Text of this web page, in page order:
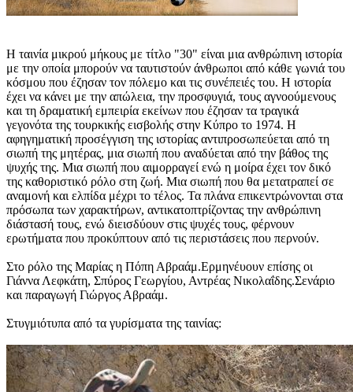
Η ταινία μικρού μήκους με τίτλο "30" είναι μια ανθρώπινη ιστορία
με την οποία μπορούν να ταυτιστούν άνθρωποι από κάθε γωνιά του
κόσμου που έζησαν τον πόλεμο και τις συνέπειές του. Η ιστορία
έχει να κάνει με την απώλεια, την προσφυγιά, τους αγνοούμενους
και τη δραματική εμπειρία εκείνων που έζησαν τα τραγικά
γεγονότα της τουρκικής εισβολής στην Κύπρο το 1974. Η
αφηγηματική προσέγγιση της ιστορίας αντιπροσωπεύεται από τη
σιωπή της μητέρας, μια σιωπή που αναδύεται από την βάθος της
ψυχής της. Μια σιωπή που αιμορραγεί ενώ η μοίρα έχει τον δικό
της καθοριστικό ρόλο στη ζωή. Μια σιωπή που θα μετατραπεί σε
αναμονή και ελπίδα μέχρι το τέλος. Τα πλάνα επικεντρώνονται στα
πρόσωπα των χαρακτήρων, αντικατοπτρίζοντας την ανθρώπινη
διάστασή τους, ενώ διεισδύουν στις ψυχές τους, φέρνουν
ερωτήματα που προκύπτουν από τις περιστάσεις που περνούν.
Στο ρόλο της Μαρίας η Πόπη Αβραάμ.Ερμηνέυουν επίσης οι
Γιάννα Λεφκάτη, Σπύρος Γεωργίου, Αντρέας Νικολαΐδης.Σενάριο
και παραγωγή Γιώργος Αβραάμ.
Στυγμιότυπα από τα γυρίσματα της ταινίας: